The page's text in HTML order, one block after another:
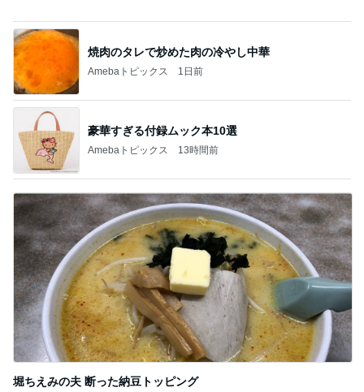
焼肉のタレで炒めた肉の冷やし中華
Amebaトピックス 1日前
豪華すぎる付録ムック本10選
Amebaトピックス 13時間前
堀ちえみの夫 断った納豆トッピング